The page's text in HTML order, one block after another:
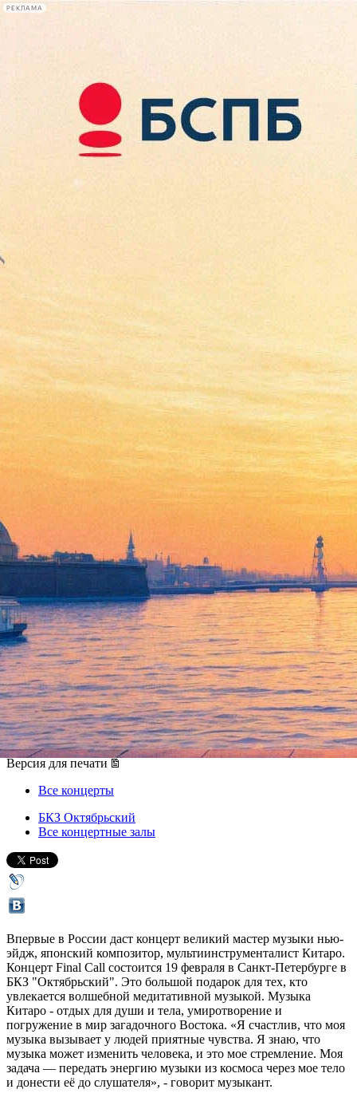
РЕКЛАМА
Сегодня:
2026.08.09
10:31
Афиша Plus
Мастер медитативной
музыки Китаро даст концерт
в Петербурге
19 февраля 2014, среда,19.00
Версия для печати
Все концерты
БКЗ Октябрьский
Все концертные залы
Впервые в России даст концерт великий мастер музыки нью-
эйдж, японский композитор, мультиинструменталист Китаро.
Концерт Final Call состоится 19 февраля в Санкт-Петербурге в
БКЗ "Октябрьский". Это большой подарок для тех, кто
увлекается волшебной медитативной музыкой. Музыка
Китаро - отдых для души и тела, умиротворение и
погружение в мир загадочного Востока. «Я счастлив, что моя
музыка вызывает у людей приятные чувства. Я знаю, что
музыка может изменить человека, и это мое стремление. Моя
задача — передать энергию музыки из космоса через мое тело
и донести её до слушателя», - говорит музыкант.